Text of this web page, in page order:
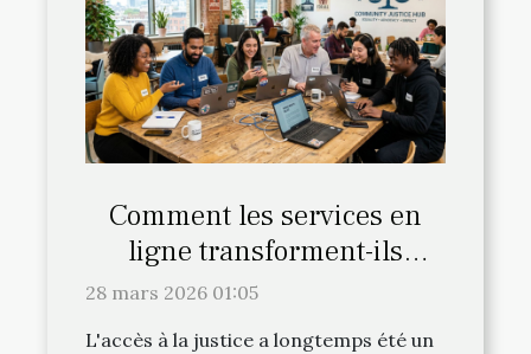
Comment les services en
ligne transforment-ils
l'accès à la justice ?
28 mars 2026 01:05
L'accès à la justice a longtemps été un